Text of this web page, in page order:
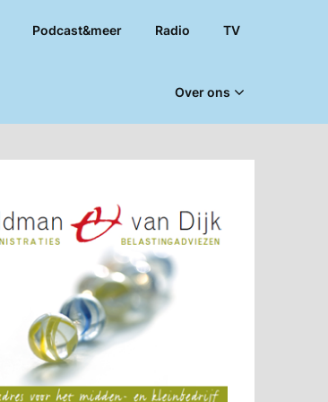
Podcast&meer Radio TV
Over ons